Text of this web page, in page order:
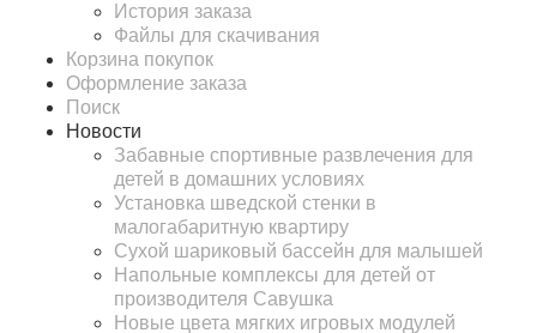
История заказа
Файлы для скачивания
Корзина покупок
Оформление заказа
Поиск
Новости
Забавные спортивные развлечения для
детей в домашних условиях
Установка шведской стенки в
малогабаритную квартиру
Сухой шариковый бассейн для малышей
Напольные комплексы для детей от
производителя Савушка
Новые цвета мягких игровых модулей